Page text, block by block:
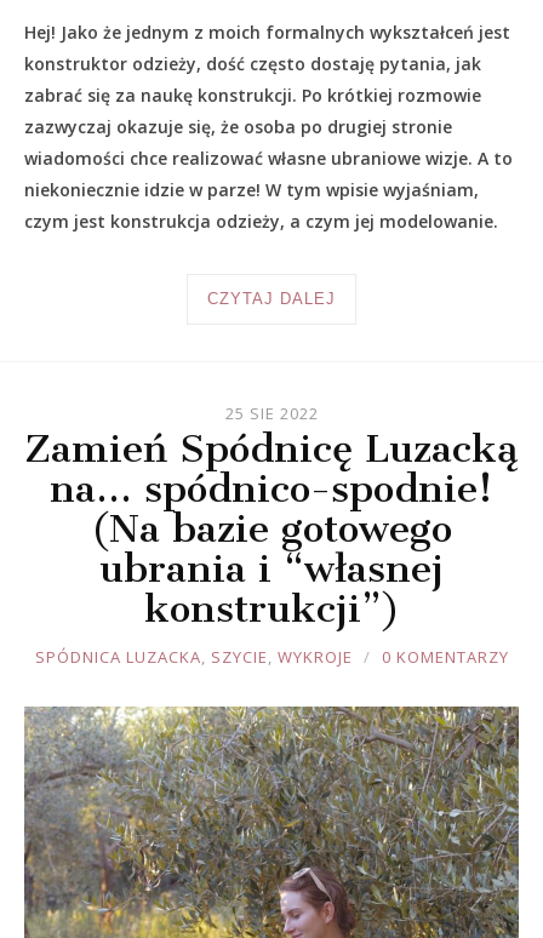
Hej! Jako że jednym z moich formalnych wykształceń jest
konstruktor odzieży, dość często dostaję pytania, jak
zabrać się za naukę konstrukcji. Po krótkiej rozmowie
zazwyczaj okazuje się, że osoba po drugiej stronie
wiadomości chce realizować własne ubraniowe wizje. A to
niekoniecznie idzie w parze! W tym wpisie wyjaśniam,
czym jest konstrukcja odzieży, a czym jej modelowanie.
CZYTAJ DALEJ
25 SIE 2022
Zamień Spódnicę Luzacką
na… spódnico-spodnie!
(Na bazie gotowego
ubrania i “własnej
konstrukcji”)
JOULE
SPÓDNICA LUZACKA, SZYCIE, WYKROJE 0 KOMENTARZY